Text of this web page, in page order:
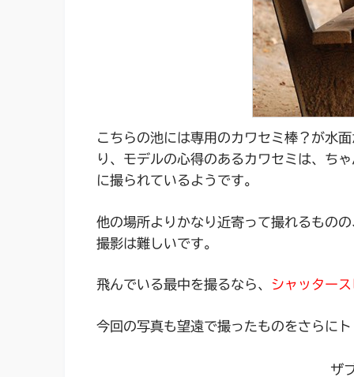
こちらの池には専用のカワセミ棒？が水
り、モデルの心得のあるカワセミは、ち
に撮られているようです。
他の場所よりかなり近寄って撮れるもの
撮影は難しいです。
飛んでいる最中を撮るなら、 シャッター
今回の写真も望遠で撮ったものをさらに
ザ